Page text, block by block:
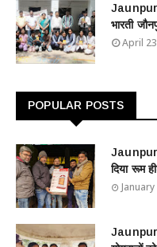
Jaunpur
भारती
April
POPULAR POSTS
Jaunpur
दिया रूम
Jaunpur :